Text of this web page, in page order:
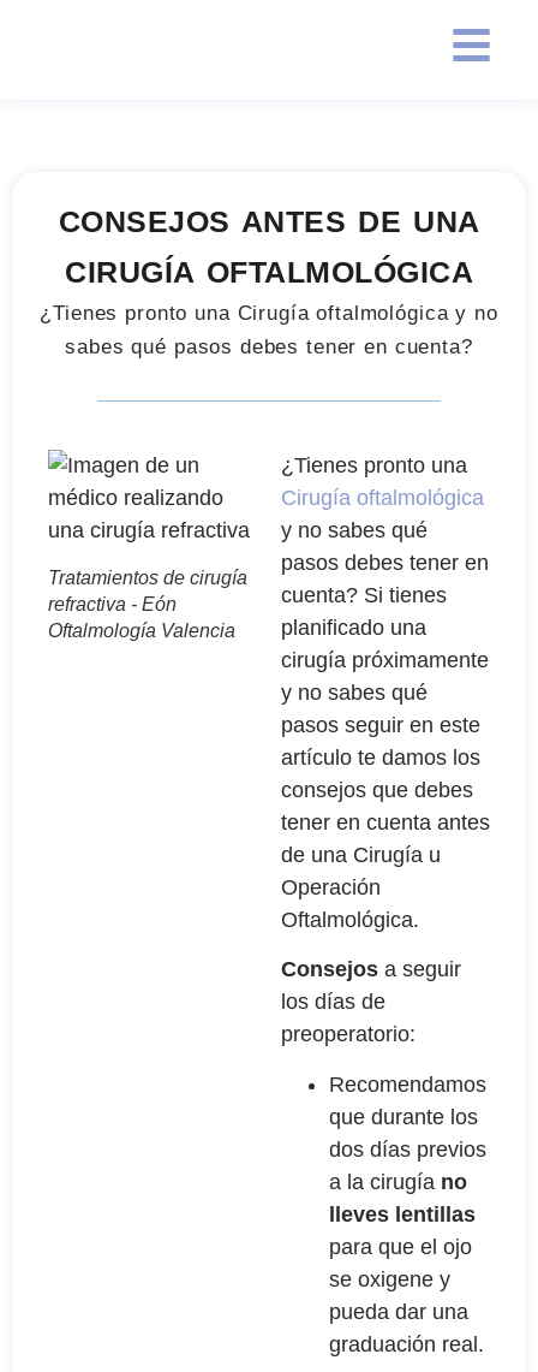
CONSEJOS ANTES DE UNA
CIRUGÍA OFTALMOLÓGICA
¿Tienes pronto una Cirugía oftalmológica y no
sabes qué pasos debes tener en cuenta?
Tratamientos de cirugía
refractiva - Eón
Oftalmología Valencia
¿Tienes pronto una
Cirugía oftalmológica
y no sabes qué
pasos debes tener en
cuenta? Si tienes
planificado una
cirugía próximamente
y no sabes qué
pasos seguir en este
artículo te damos los
consejos que debes
tener en cuenta antes
de una Cirugía u
Operación
Oftalmológica.
Consejos a seguir
los días de
preoperatorio:
Recomendamos
que durante los
dos días previos
a la cirugía no
lleves lentillas
para que el ojo
se oxigene y
pueda dar una
graduación real.